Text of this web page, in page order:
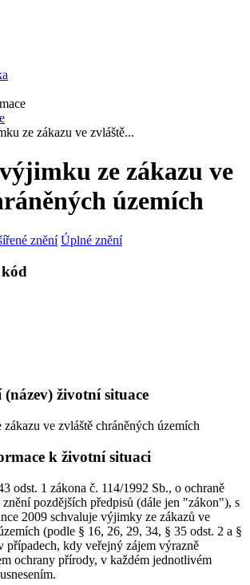
ze zákazu ve zvláště...
ze zákazu ve
územích
znění Úplné znění
životní situace
ve zvláště chráněných územích
k životní situaci
odst. 1 zákona č. 114/1992 Sb., o ochraně
pozdějších předpisů (dále jen "zákon"), s
2009 schvaluje výjimky ze zákazů ve
(podle § 16, 26, 29, 34, § 35 odst. 2 a §
případech, kdy veřejný zájem výrazně
ochrany přírody, v každém jednotlivém